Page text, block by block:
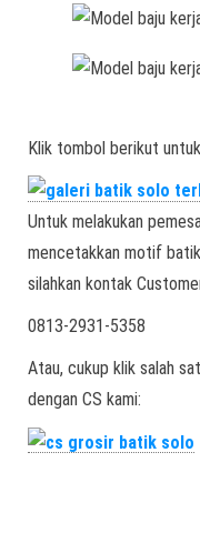
Klik tombol berikut
Untuk melakukan
mencetakkan motif
silahkan kontak
0813-2931-5358
Atau, cukup klik salah
dengan CS kami: